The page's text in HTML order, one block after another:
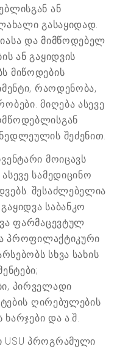
ან
გასაყიდად.
და მიმწოდებელ
ან გაყიდვის
მიწოდების
რაოდენობა,
მიღება ასევე
შეძენით.
მოიცავს
სამედიცინო
შესაძლებელია
საბანკო
ფარმაცევტულ
პროფილაქტიკური
სხვა სახის
პირველადი
ღირებულების
ხარჯები და ა.შ.
USU პროგრამული